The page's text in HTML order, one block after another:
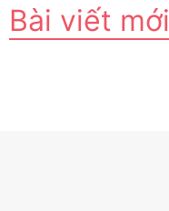
Bài viết mới